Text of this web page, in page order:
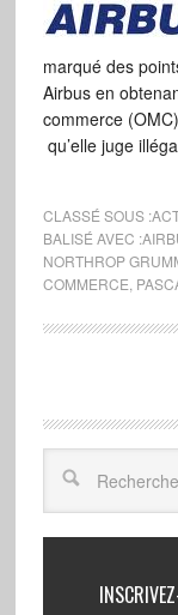
marqué des
Airbus en
commerce
qu’elle juge
CLASSÉ SOUS :
BALISÉ AVEC :
NORTHROP
COMMERCE